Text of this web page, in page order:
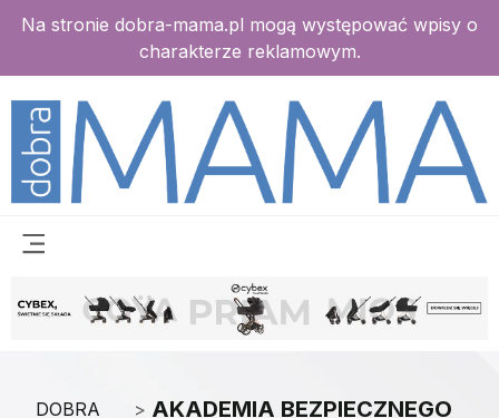
Na stronie dobra-mama.pl mogą występować wpisy o
charakterze reklamowym.
DOBRA
> AKADEMIA BEZPIECZNEGO